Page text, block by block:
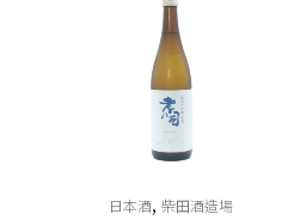
日本酒,柴田酒造場